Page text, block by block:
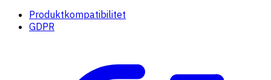
Produktkompatibilitet
GDPR